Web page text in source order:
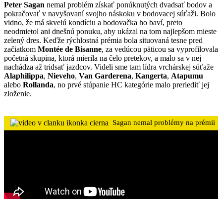
Peter Sagan nemal problém získať ponúknutých dvadsať bodov a
pokračovať v navyšovaní svojho náskoku v bodovacej súťaži. Bolo
vidno, že má skvelú kondíciu a bodovačka ho baví, preto
neodmietol ani dnešnú ponuku, aby ukázal na tom najlepšom mieste
zelený dres. Keďže rýchlostná prémia bola situovaná tesne pred
začiatkom Montée de Bisanne, za vedúcou päticou sa vyprofilovala
početná skupina, ktorá mierila na čelo pretekov, a malo sa v nej
nachádza až tridsať jazdcov. Videli sme tam lídra vrchárskej súťaže
Alaphilippa, Nieveho, Van Garderena, Kangerta, Atapumu
alebo Rollanda, no prvé stúpanie HC kategórie malo preriediť jej
zloženie.
Sagan nemal problémy na prémii